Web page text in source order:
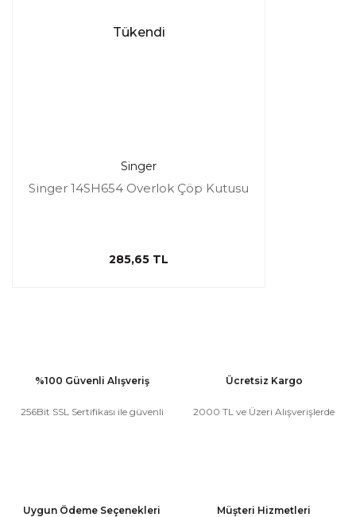
Tükendi
Singer
Singer 14SH654 Overlok Çöp Kutusu
285,65 TL
%100 Güvenli Alışveriş
256Bit SSL Sertifikası ile güvenli
Ücretsiz Kargo
2000 TL ve Üzeri Alışverişlerde
Uygun Ödeme Seçenekleri Müşteri Hizmetleri